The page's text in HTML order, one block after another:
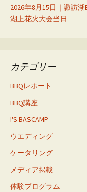
2026年8月15日｜諏訪
湖上花火大会当日
カテゴリー
BBQレポート
BBQ講座
I'S BASCAMP
ウエディング
ケータリング
メディア掲載
体験プログラム